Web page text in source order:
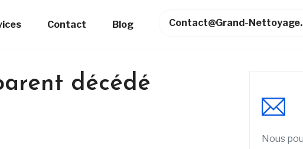
Contact Blog Contact@grand-
décédé
Nous